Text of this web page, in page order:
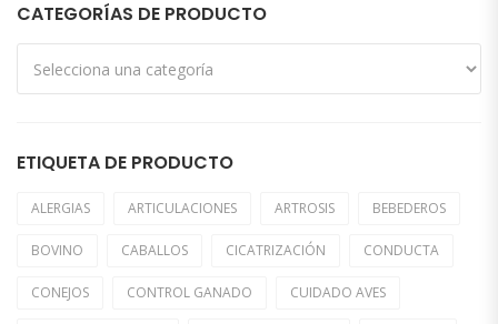
CATEGORÍAS DE PRODUCTO
ETIQUETA DE PRODUCTO
ALERGIAS ARTICULACIONES ARTROSIS BEBEDEROS
BOVINO CABALLOS CICATRIZACIÓN CONDUCTA
CONEJOS CONTROL GANADO CUIDADO AVES